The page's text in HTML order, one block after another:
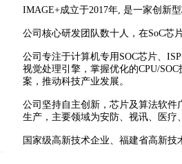
IMAGE+成立于2017年, 是一家创新
公司核心研发团队数十人，在SoC芯
公司专注于计算机专用SOC芯片、
视觉处理引擎，掌握优化的CPU/
案，推动科技产业发展。
公司坚持自主创新，芯片及算法软
生产，主要领域为安防、视讯、医疗
国家级高新技术企业、福建省高新